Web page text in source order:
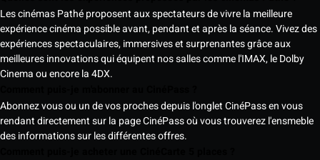
Les cinémas Pathé proposent aux spectateurs de vivre la meilleure
expérience cinéma possible avant, pendant et après la séance. Vivez des
expériences spectaculaires, immersives et surprenantes grâce aux
meilleures innovations qui équipent nos salles comme l'IMAX, le Dolby
Cinema ou encore la 4DX.
Abonnez vous ou un de vos proches depuis l'onglet CinéPass en vous
rendant directement sur la page CinéPass où vous trouverez l'ensmeble
des informations sur les différentes offres.